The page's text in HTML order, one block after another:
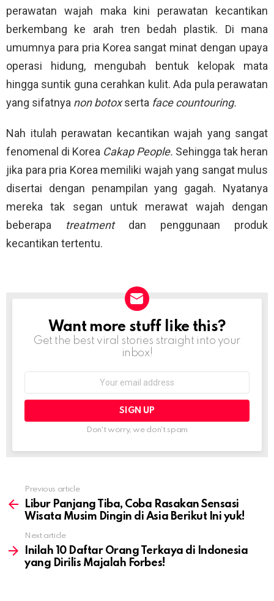
perawatan wajah maka kini perawatan kecantikan
berkembang ke arah tren bedah plastik. Di mana
umumnya para pria Korea sangat minat dengan upaya
operasi hidung, mengubah bentuk kelopak mata
hingga suntik guna cerahkan kulit. Ada pula perawatan
yang sifatnya non botoxserta face countouring.
Nah itulah perawatan kecantikan wajah yang sangat
fenomenal di Korea Cakap People. Sehingga tak heran
jika para pria Korea memiliki wajah yang sangat mulus
disertai dengan penampilan yang gagah. Nyatanya
mereka tak segan untuk merawat wajah dengan
beberapa treatment dan penggunaan produk
kecantikan tertentu.
NEWSLETTER
Want more stuff like this?
Get the best viral stories straight into your
inbox!
Don't worry, we don't spam
more
Previous article
Libur Panjang Tiba, Coba Rasakan Sensasi
Wisata Musim Dingin di Asia Berikut Ini yuk!
Next article
Inilah 10 Daftar Orang Terkaya di Indonesia
yang Dirilis Majalah Forbes!